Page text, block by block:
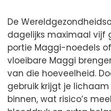
De
dagelijks maximaal vijf
portie Maggi-noedels
vloeibare Maggi
van die hoeveelheid.
gebruik krijgt je
binnen, wat risico’s